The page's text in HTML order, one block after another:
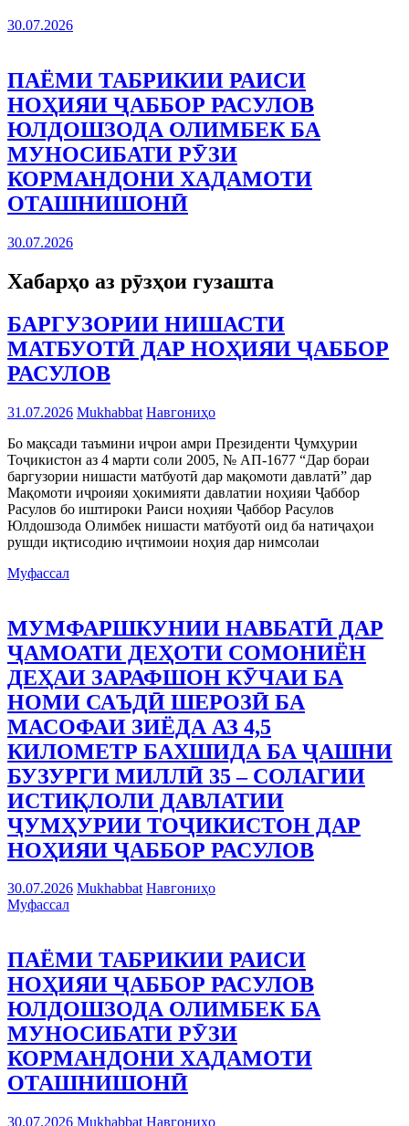
30.07.2026
ПАЁМИ ТАБРИКИИ РАИСИ
НОҲИЯИ ҶАББОР РАСУЛОВ
ЮЛДОШЗОДА ОЛИМБЕК БА
МУНОСИБАТИ РӮЗИ
КОРМАНДОНИ ХАДАМОТИ
ОТАШНИШОНӢ
30.07.2026
Хабарҳо аз рӯзҳои гузашта
БАРГУЗОРИИ НИШАСТИ
МАТБУОТӢ ДАР НОҲИЯИ ҶАББОР
РАСУЛОВ
31.07.2026 Mukhabbat Навгониҳо
Бо мақсади таъмини иҷрои амри Президенти Ҷумҳурии
Тоҷикистон аз 4 марти соли 2005, № АП-1677 “Дар бораи
баргузории нишасти матбуотӣ дар мақомоти давлатӣ” дар
Мақомоти иҷроияи ҳокимияти давлатии ноҳияи Ҷаббор
Расулов бо иштироки Раиси ноҳияи Ҷаббор Расулов
Юлдошзода Олимбек нишасти матбуотӣ оид ба натиҷаҳои
рушди иқтисодию иҷтимоии ноҳия дар нимсолаи
Муфассал
МУМФАРШКУНИИ НАВБАТӢ ДАР
ҶАМОАТИ ДЕҲОТИ СОМОНИЁН
ДЕҲАИ ЗАРАФШОН КӮЧАИ БА
НОМИ САЪДӢ ШЕРОЗӢ БА
МАСОФАИ ЗИЁДА АЗ 4,5
КИЛОМЕТР БАХШИДА БА ҶАШНИ
БУЗУРГИ МИЛЛӢ 35 – СОЛАГИИ
ИСТИҚЛОЛИ ДАВЛАТИИ
ҶУМҲУРИИ ТОҶИКИСТОН ДАР
НОҲИЯИ ҶАББОР РАСУЛОВ
30.07.2026 Mukhabbat Навгониҳо
Муфассал
ПАЁМИ ТАБРИКИИ РАИСИ
НОҲИЯИ ҶАББОР РАСУЛОВ
ЮЛДОШЗОДА ОЛИМБЕК БА
МУНОСИБАТИ РӮЗИ
КОРМАНДОНИ ХАДАМОТИ
ОТАШНИШОНӢ
30.07.2026 Mukhabbat Навгониҳо